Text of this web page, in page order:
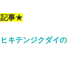
記事★
ヒキテンジクダイ